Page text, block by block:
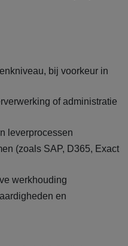
bij voorkeur in
of administratie
leverprocessen
(zoals SAP, D365, Exact
werkhouding
en